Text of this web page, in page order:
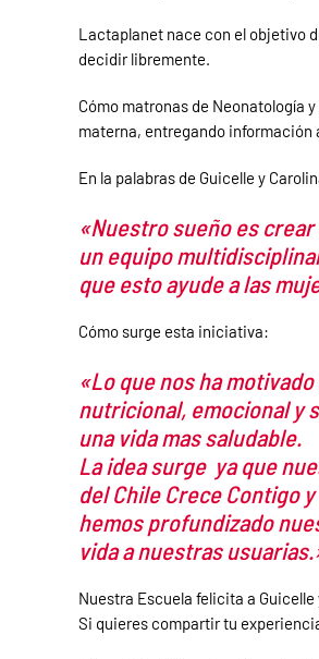
Lactaplanet nace con el objetivo
decidir libremente.
Cómo matronas de Neonatología
materna, entregando información
En la palabras de Guicelle y
«Nuestro sueño es
un equipo
que esto ayude a las
Cómo surge esta iniciativa:
«Lo que nos ha
nutricional, emocional y
una vida mas saludable.
La idea surge ya que
del Chile Crece Contigo
hemos profundizado
vida a nuestras
Nuestra Escuela felicita a
Si quieres compartir tu